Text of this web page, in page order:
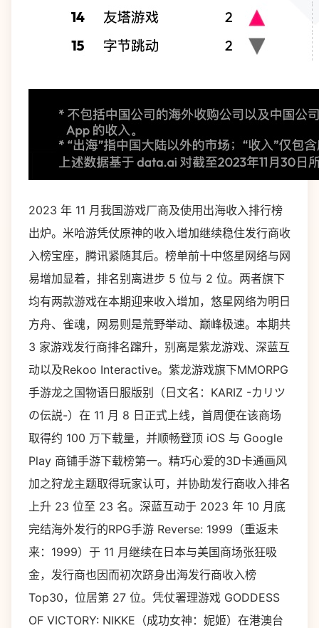
2023 年 11 月我国游戏厂商及使用出海收入排行榜
出炉。米哈游凭仗原神的收入增加继续稳住发行商收
入榜宝座，腾讯紧随其后。榜单前十中悠星网络与网
易增加显着，排名别离进步 5 位与 2 位。两者旗下
均有两款游戏在本期迎来收入增加，悠星网络为明日
方舟、雀魂，网易则是荒野举动、巅峰极速。本期共
3 家游戏发行商排名蹿升，别离是紫龙游戏、深蓝互
动以及Rekoo Interactive。紫龙游戏旗下MMORPG
手游龙之国物语日服版别（日文名：KARIZ -カリツ
の伝説-）在 11 月 8 日正式上线，首周便在该商场
取得约 100 万下载量，并顺畅登顶 iOS 与 Google
Play 商铺手游下载榜第一。精巧心爱的3D卡通画风
加之狩龙主题取得玩家认可，并协助发行商收入排名
上升 23 位至 23 名。深蓝互动于 2023 年 10 月底
完结海外发行的RPG手游 Reverse: 1999（重返未
来：1999）于 11 月继续在日本与美国商场张狂吸
金，发行商也因而初次跻身出海发行商收入榜
Top30，位居第 27 位。凭仗署理游戏 GODDESS
OF VICTORY: NIKKE（成功女神：妮姬）在港澳台